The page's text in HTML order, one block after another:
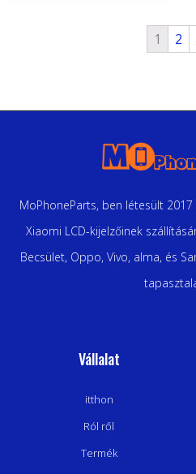
1 2
MoPhoneParts, ben létesült
Xiaomi LCD-kijelzőinek
Becsület, Oppo, Vivo, alma, és
Vállalat
itthon
Ról ről
Termék